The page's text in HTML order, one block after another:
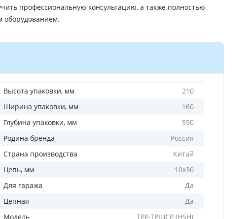
профессиональную консультацию, а также полностью
оборудованием.
Высота упаковки, мм
210
Ширина упаковки, мм
160
Глубина упаковки, мм
550
Родина бренда
Россия
Страна производства
Китай
Цепь, мм
10х30
Для гаража
Да
Цепная
Да
Модель
ТРР-ТРШСР (HSH)